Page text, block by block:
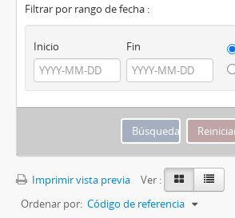
Filtrar por rango de fecha :
Inicio Fin
Imprimir vista previa
Ver :
Ordenar por: Código de referencia